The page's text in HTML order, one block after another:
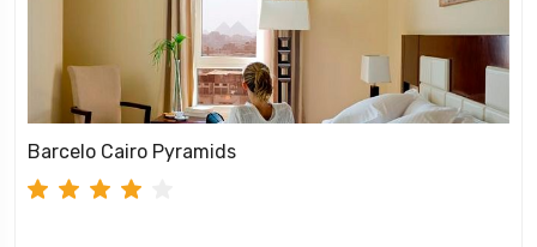
Barcelo Cairo Pyramids